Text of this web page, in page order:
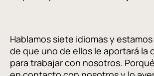
Hablamos siete idiomas y
de que uno de ellos le aportará la
para trabajar con nosotros.